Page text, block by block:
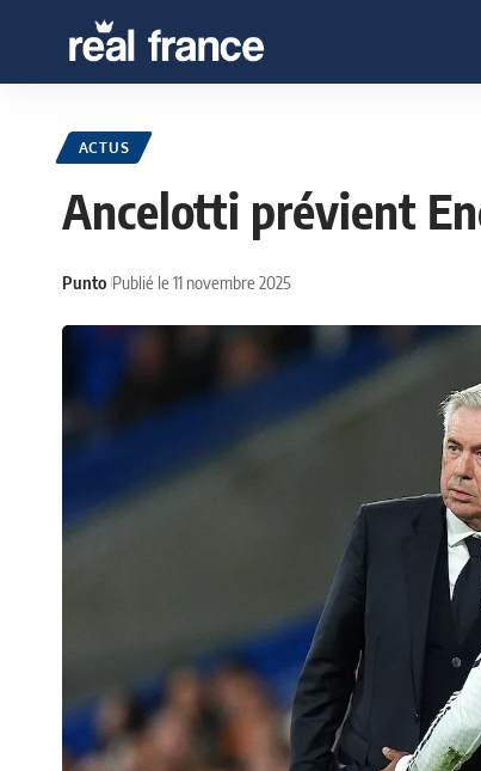
ACTUS
Ancelotti prévient
Punto Publié le 11 novembre 2025